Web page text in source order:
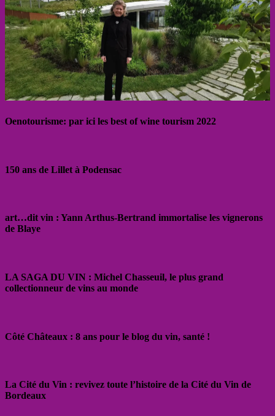
Oenotourisme: par ici les best of wine tourism 2022
150 ans de Lillet à Podensac
art…dit vin : Yann Arthus-Bertrand immortalise les vignerons
de Blaye
LA SAGA DU VIN : Michel Chasseuil, le plus grand
collectionneur de vins au monde
Côté Châteaux : 8 ans pour le blog du vin, santé !
La Cité du Vin : revivez toute l’histoire de la Cité du Vin de
Bordeaux